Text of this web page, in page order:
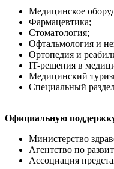
Медицинское
Фармацевтика;
Стоматология;
Офтальмология и
Ортопедия и
IT-решения в
Медицинский
Специальный
Официальную
Министерство
Агентство по
Ассоциация